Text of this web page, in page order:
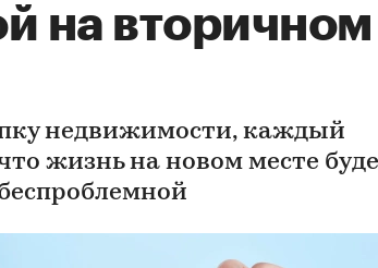
на вторичном
недвижимости, каждый
жизнь на новом месте